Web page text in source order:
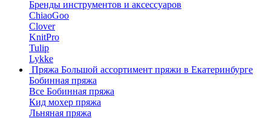
Бренды инструментов и аксессуаров
ChiaoGoo
Clover
KnitPro
Tulip
Lykke
Пряжа Большой ассортимент пряжи в Екатеринбурге
Бобинная пряжа
Все Бобинная пряжа
Кид мохер пряжа
Льняная пряжа